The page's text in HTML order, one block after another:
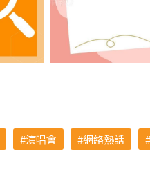
演唱會 網絡熱話